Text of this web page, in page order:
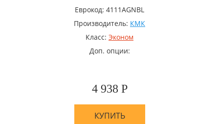
Еврокод: 4111AGNBL
Производитель: КМК
Класс: Эконом
Доп. опции:
4 938 Р
КУПИТЬ